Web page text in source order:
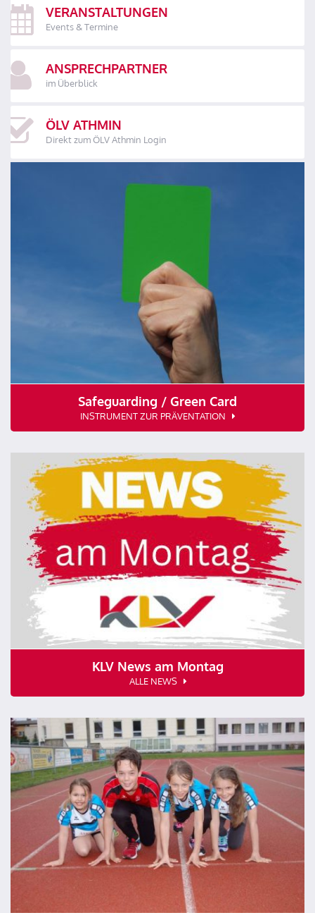
VERANSTALTUNGEN
Events & Termine
ANSPRECHPARTNER
im Überblick
ÖLV ATHMIN
Direkt zum ÖLV Athmin Login
Safeguarding / Green Card
INSTRUMENT ZUR PRÄVENTATION
KLV News am Montag
ALLE NEWS